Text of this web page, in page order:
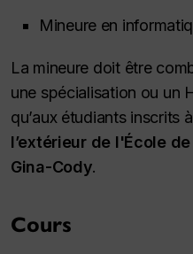
Mineure en
La mineure doit être
une spécialisation ou un
qu’aux étudiants inscrits
l’extérieur de l'École
Gina-Cody.
Cours